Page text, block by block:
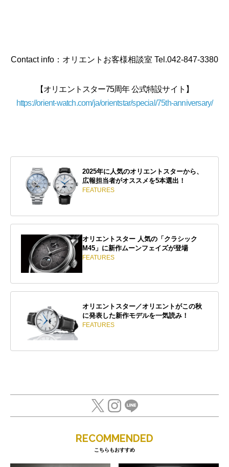
Contact info：オリエントお客様相談室 Tel.042-847-3380
【オリエントスター75周年 公式特設サイト】
https://orient-watch.com/ja/orientstar/special/75th-anniversary/
2025年に人気のオリエントスターから、
広報担当者がオススメを5本選出！
FEATURES
オリエントスター 人気の「クラシック
M45」に新作ムーンフェイズが登場
FEATURES
オリエントスター／オリエントがこの秋
に発表した新作モデルを一気読み！
FEATURES
RECOMMENDED
こちらもおすすめ